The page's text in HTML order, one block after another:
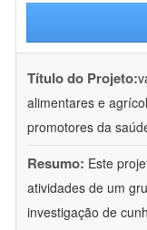
Título do Projeto:
alimentares e
promotores da
Resumo: Este
atividades de um
investigação de